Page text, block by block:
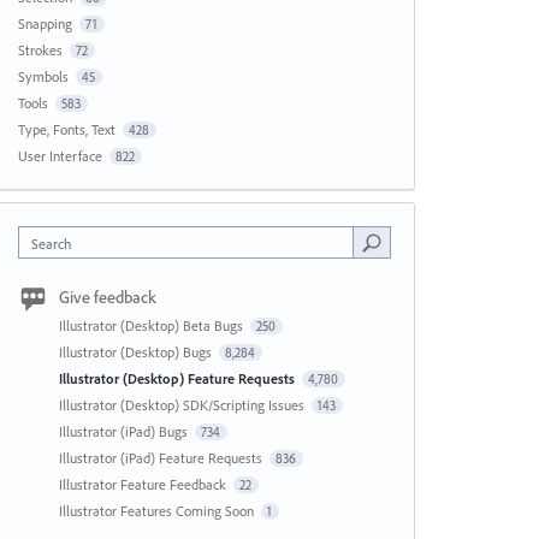
Snapping 71
Strokes 72
Symbols 45
Tools 583
Type, Fonts, Text 428
User Interface 822
Search
Give feedback
Illustrator (Desktop) Beta Bugs 250
Illustrator (Desktop) Bugs 8,284
Illustrator (Desktop) Feature Requests 4,780
Illustrator (Desktop) SDK/Scripting Issues 143
Illustrator (iPad) Bugs 734
Illustrator (iPad) Feature Requests 836
Illustrator Feature Feedback 22
Illustrator Features Coming Soon 1